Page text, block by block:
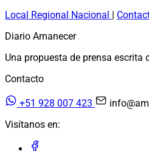
Local Regional Nacional |
Diario Amanecer
Una propuesta de prensa
Contacto
+51 928 007 423
Visítanos en: